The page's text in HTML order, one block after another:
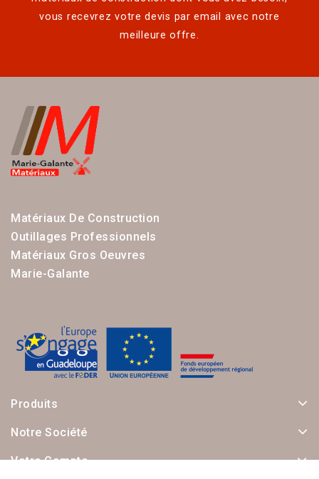
vous recevrez votre devis par email avec notre
meilleure offre.
Matériaux De Construction
Outillages Professionnels
Matériaux Gros Oeuvres
Marie-Galante
Produits
Notre Société
Votre Compte